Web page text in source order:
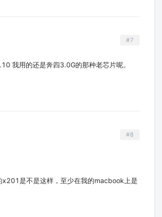
#7
我用的还是奔四3.0G的那种老芯片呢。
#8
x201是不是这样，至少在我的macbook上是